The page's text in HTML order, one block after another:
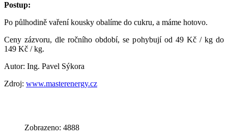
Postup:
Po půlhodině vaření kousky obalíme do cukru, a máme hotovo.
Ceny zázvoru, dle ročního období, se pohybují od 49 Kč / kg do
149 Kč / kg.
Autor: Ing. Pavel Sýkora
Zdroj: www.masterenergy.cz
Zobrazeno: 4888